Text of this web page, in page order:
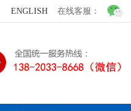
ENGLISH 在线客服：